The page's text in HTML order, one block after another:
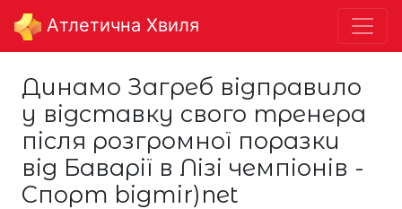
Aтлетична Хвиля
Динамо Загреб відправило
у відставку свого тренера
після розгромної поразки
від Баварії в Лізі чемпіонів -
Спорт bigmir)net